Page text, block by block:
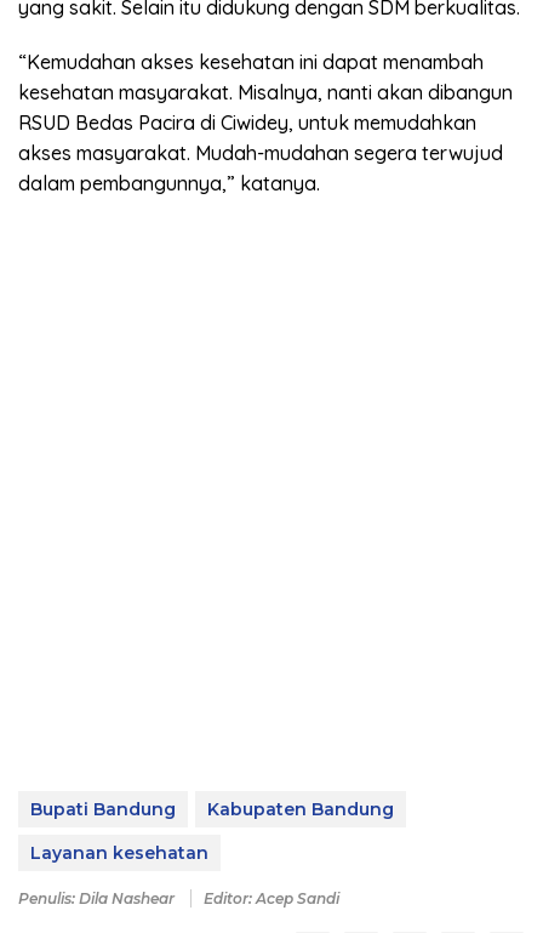
yang sakit. Selain itu didukung dengan SDM berkualitas.
“Kemudahan akses kesehatan ini dapat menambah
kesehatan masyarakat. Misalnya, nanti akan dibangun
RSUD Bedas Pacira di Ciwidey, untuk memudahkan
akses masyarakat. Mudah-mudahan segera terwujud
dalam pembangunnya,” katanya.
Bupati Bandung
Kabupaten Bandung
Layanan kesehatan
Penulis: Dila Nashear Editor: Acep Sandi